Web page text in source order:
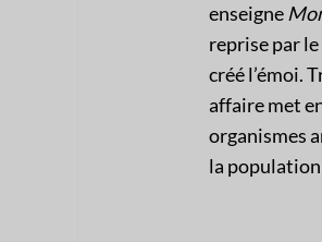
enseigne
reprise par
créé l’émoi.
affaire met
organismes
la population